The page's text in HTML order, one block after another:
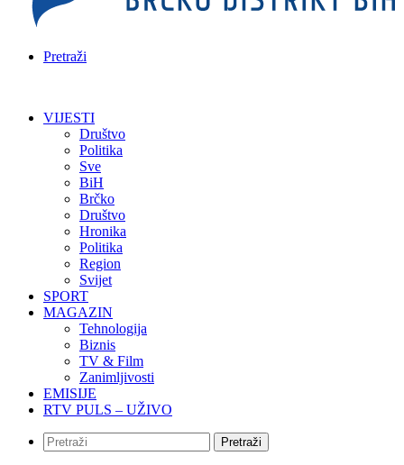
Pretraži
VIJESTI
Društvo
Politika
Sve
BiH
Brčko
Društvo
Hronika
Politika
Region
Svijet
SPORT
MAGAZIN
Tehnologija
Biznis
TV & Film
Zanimljivosti
EMISIJE
RTV PULS – UŽIVO
Pretraži